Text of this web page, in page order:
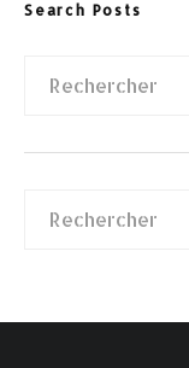
Search Posts